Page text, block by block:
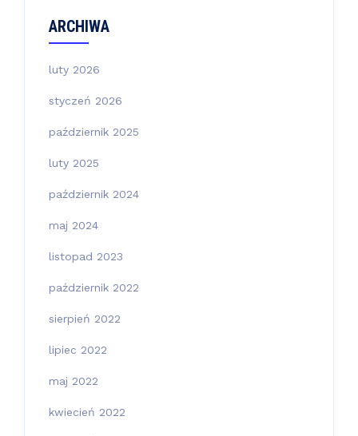
ARCHIWA
luty 2026
styczeń 2026
październik 2025
luty 2025
październik 2024
maj 2024
listopad 2023
październik 2022
sierpień 2022
lipiec 2022
maj 2022
kwiecień 2022